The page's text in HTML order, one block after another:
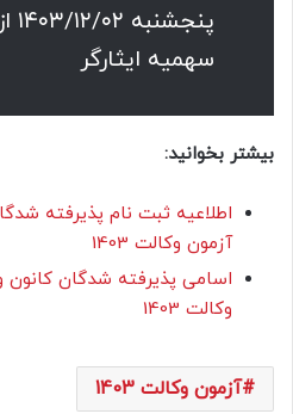
سهمیه ایثارگر
بیشتر بخوانید:
اطلاعیه ثبت نام پذیرفته
آزمون وکالت 1403
اسامی پذیرفته شدگان کانون
وکالت 1403
آزمون وکالت 1403